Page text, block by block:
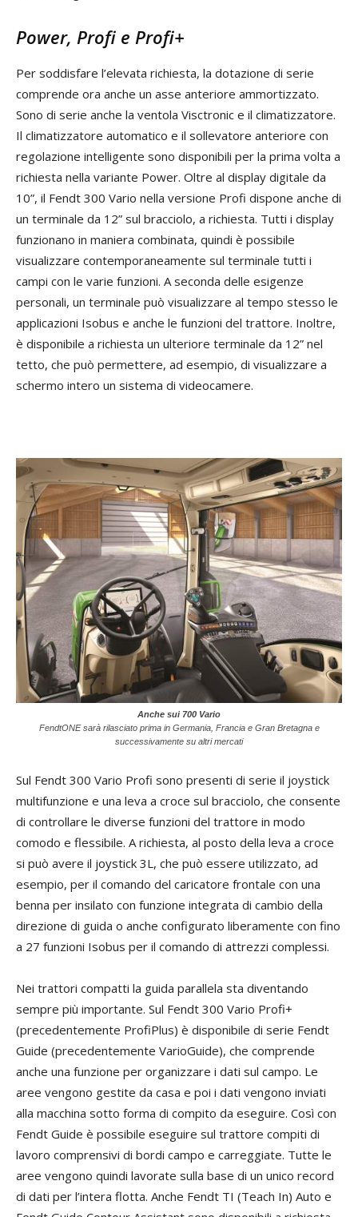
Power, Profi e Profi+
Per soddisfare l’elevata richiesta, la dotazione di serie
comprende ora anche un asse anteriore ammortizzato.
Sono di serie anche la ventola Visctronic e il climatizzatore.
Il climatizzatore automatico e il sollevatore anteriore con
regolazione intelligente sono disponibili per la prima volta a
richiesta nella variante Power. Oltre al display digitale da
10”, il Fendt 300 Vario nella versione Profi dispone anche di
un terminale da 12” sul bracciolo, a richiesta. Tutti i display
funzionano in maniera combinata, quindi è possibile
visualizzare contemporaneamente sul terminale tutti i
campi con le varie funzioni. A seconda delle esigenze
personali, un terminale può visualizzare al tempo stesso le
applicazioni Isobus e anche le funzioni del trattore. Inoltre,
è disponibile a richiesta un ulteriore terminale da 12” nel
tetto, che può permettere, ad esempio, di visualizzare a
schermo intero un sistema di videocamere.
Anche sui 700 Vario
FendtONE sarà rilasciato prima in Germania, Francia e Gran Bretagna e
successivamente su altri mercati
Sul Fendt 300 Vario Profi sono presenti di serie il joystick
multifunzione e una leva a croce sul bracciolo, che consente
di controllare le diverse funzioni del trattore in modo
comodo e flessibile. A richiesta, al posto della leva a croce
si può avere il joystick 3L, che può essere utilizzato, ad
esempio, per il comando del caricatore frontale con una
benna per insilato con funzione integrata di cambio della
direzione di guida o anche configurato liberamente con fino
a 27 funzioni Isobus per il comando di attrezzi complessi.
Nei trattori compatti la guida parallela sta diventando
sempre più importante. Sul Fendt 300 Vario Profi+
(precedentemente ProfiPlus) è disponibile di serie Fendt
Guide (precedentemente VarioGuide), che comprende
anche una funzione per organizzare i dati sul campo. Le
aree vengono gestite da casa e poi i dati vengono inviati
alla macchina sotto forma di compito da eseguire. Così con
Fendt Guide è possibile eseguire sul trattore compiti di
lavoro comprensivi di bordi campo e carreggiate. Tutte le
aree vengono quindi lavorate sulla base di un unico record
di dati per l’intera flotta. Anche Fendt TI (Teach In) Auto e